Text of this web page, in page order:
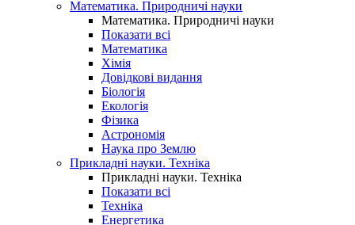
Математика. Природничі науки
Математика. Природничі науки
Показати всі
Математика
Хімія
Довідкові видання
Біологія
Екологія
Фізика
Астрономія
Наука про Землю
Прикладні науки. Техніка
Прикладні науки. Техніка
Показати всі
Техніка
Енергетика